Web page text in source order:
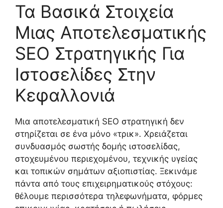
Τα Βασικά Στοιχεία
Μιας Αποτελεσματικής
SEO Στρατηγικής Για
Ιστοσελίδες Στην
Κεφαλλονιά
Μια αποτελεσματική SEO στρατηγική δεν
στηρίζεται σε ένα μόνο «τρικ». Χρειάζεται
συνδυασμός σωστής δομής ιστοσελίδας,
στοχευμένου περιεχομένου, τεχνικής υγείας
και τοπικών σημάτων αξιοπιστίας. Ξεκινάμε
πάντα από τους επιχειρηματικούς στόχους:
θέλουμε περισσότερα τηλεφωνήματα, φόρμες